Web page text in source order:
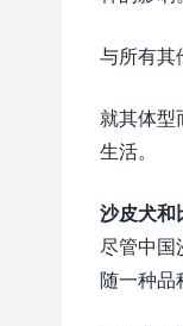
与所有其
就其体型
生活。
沙皮犬和
尽管中国
随一种品